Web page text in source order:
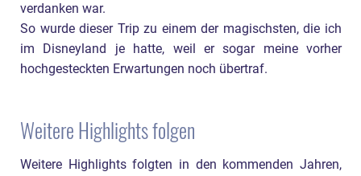
verdanken war.
So wurde dieser Trip zu einem der magischsten, die ich
im Disneyland je hatte, weil er sogar meine vorher
hochgesteckten Erwartungen noch übertraf.
Weitere Highlights folgen
Weitere Highlights folgten in den kommenden Jahren,